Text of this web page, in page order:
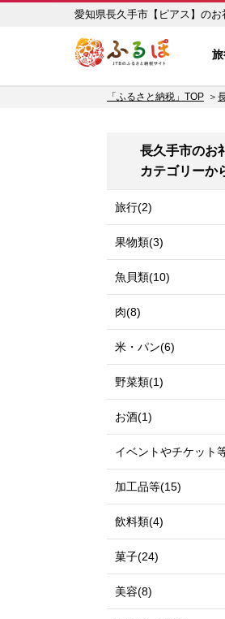
「ふるさと納税」TOP
長久手市のお
カテゴリーか
旅行(2)
果物類(3)
魚貝類(10)
肉(8)
米・パン(6)
野菜類(1)
お酒(1)
イベントやチケット
加工品等(15)
飲料類(4)
菓子(24)
美容(8)